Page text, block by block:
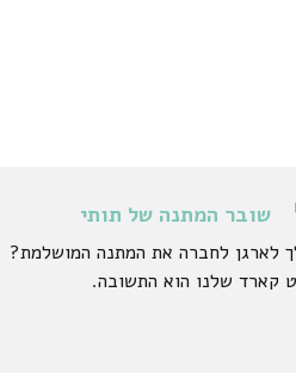
שובר המתנה של תותי
לארגן לחברה את המתנה המושלמת?
קארד שלנו הוא התשובה.